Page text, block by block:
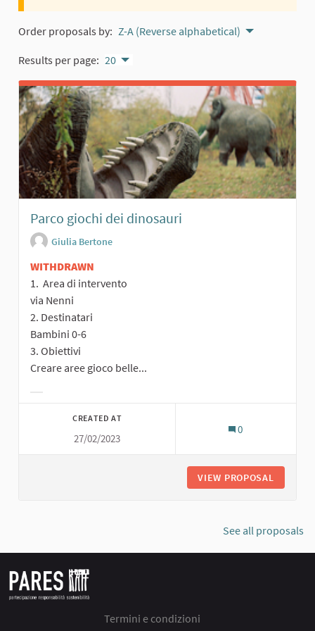
Order proposals by: Z-A (Reverse alphabetical)
Results per page: 20
Parco giochi dei dinosauri
Giulia Bertone
WITHDRAWN
1. Area di intervento
via Nenni
2. Destinatari
Bambini 0-6
3. Obiettivi
Creare aree gioco belle...
CREATED AT
27/02/2023
0
VIEW PROPOSAL
See all proposals
Termini e condizioni